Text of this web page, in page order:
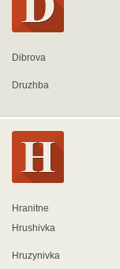
Dibrova
Druzhba
Hranitne
Hrushivka
Hruzynivka